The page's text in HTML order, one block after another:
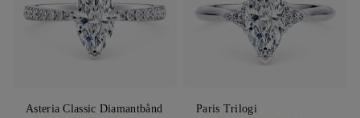
Asteria Classic Diamantbånd Paris Trilogi